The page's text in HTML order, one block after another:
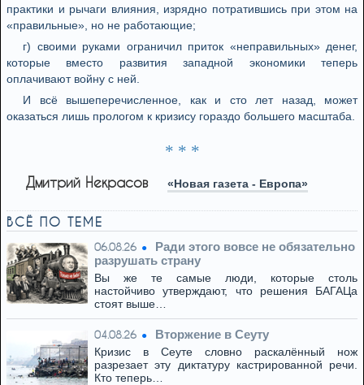
практики и рычаги влияния, изрядно потратившись при этом на
«правильные», но не работающие;
г) своими руками ограничил приток «неправильных» денег,
которые вместо развития западной экономики теперь
оплачивают войну с ней.
И всё вышеперечисленное, как и сто лет назад, может
оказаться лишь прологом к кризису гораздо большего масштаба.
* * *
Дмитрий Некрасов «Новая газета - Европа»
ВСЁ ПО ТЕМЕ
06.08.26
Ради этого вовсе не обязательно
разрушать страну
Вы же те самые люди, которые столь
настойчиво утверждают, что решения БАГАЦа
стоят выше…
04.08.26 Вторжение в Сеуту
Кризис в Сеуте словно раскалённый нож
разрезает эту диктатуру кастрированной речи.
Кто теперь…